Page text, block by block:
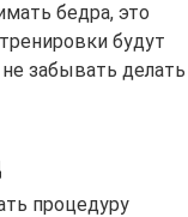
бедра, это
будут
забывать делать
процедуру